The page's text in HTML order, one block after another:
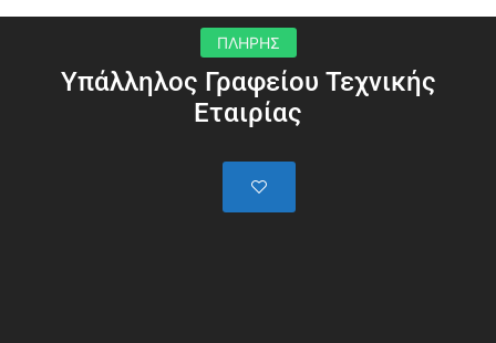
ΠΛΗΡΗΣ
Υπάλληλος Γραφείου Τεχνικής
Εταιρίας